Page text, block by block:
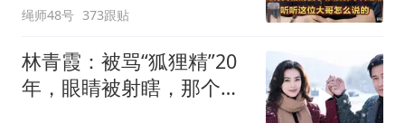
绳师48号 373跟贴
林青霞：被骂“狐狸精”20
年，眼睛被射瞎，那个男